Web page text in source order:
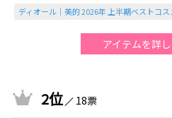
ディオール｜美的 2026年 上半期ベストコス
アイテムを詳
2位 18票